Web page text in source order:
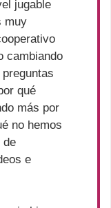
jugable
muy
cambiando
qué
más por
no hemos
de
e